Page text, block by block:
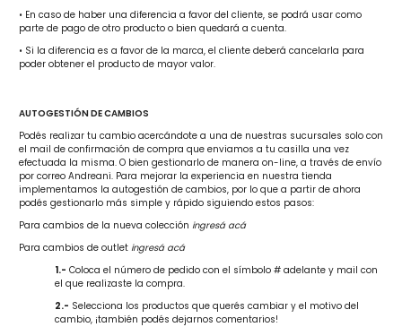
• En caso de haber una diferencia a favor del cliente, se podrá usar como
parte de pago de otro producto o bien quedará a cuenta.
• Si la diferencia es a favor de la marca, el cliente deberá cancelarla para
poder obtener el producto de mayor valor.
AUTOGESTIÓN DE CAMBIOS
Podés realizar tu cambio acercándote a una de nuestras sucursales solo con
el mail de confirmación de compra que enviamos a tu casilla una vez
efectuada la misma. O bien gestionarlo de manera on-line, a través de envío
por correo Andreani. Para mejorar la experiencia en nuestra tienda
implementamos la autogestión de cambios, por lo que a partir de ahora
podés gestionarlo más simple y rápido siguiendo estos pasos:
Para cambios de la nueva colección ingresá acá
Para cambios de outlet ingresá acá
1.- Coloca el número de pedido con el símbolo # adelante y mail con
el que realizaste la compra.
2.- Selecciona los productos que querés cambiar y el motivo del
cambio, ¡también podés dejarnos comentarios!